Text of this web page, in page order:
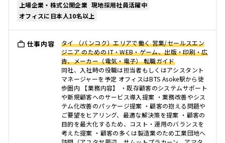
上場企業・株式公開企業 現地採用社員活躍中
オフィスに日本人10名以上
仕事内容
タイ （バンコク）エリアで働く 営業/セールスエン
ジニア のための IT・WEB・ゲーム、出版・印刷・広
告、メーカー（電気・電子） 転職ガイド
同社、入社時の役職は担当者もしくはアシスタント
マネージャーを予定 オフィスはBTS Asoke駅から徒
歩圏内 【業務内容】 ・既存顧客のシステムサポート
や新規顧客へのサービス導入提案 ・業務改善やシス
テム化改善のパッケージ提案 ・顧客の抱える問題や
ご要望をヒアリング、最適な解決策を提案 ・顧客の
目的を最大化するため、コスト・運用のバランスを
考えた提案 ・顧客の多くは製造業のため工業団地へ